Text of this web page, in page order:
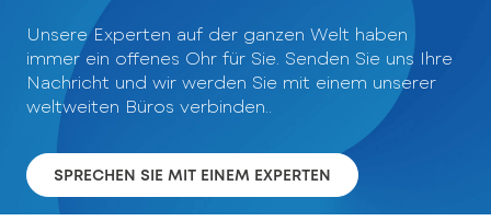
Unsere Experten auf der ganzen Welt haben
immer ein offenes Ohr für Sie. Senden Sie uns Ihre
Nachricht und wir werden Sie mit einem unserer
weltweiten Büros verbinden.
SPRECHEN SIE MIT EINEM EXPERTEN